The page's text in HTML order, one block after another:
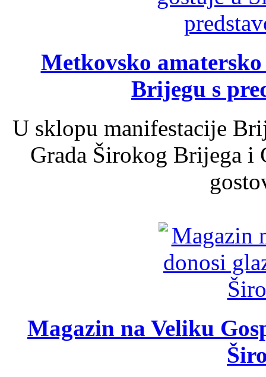
Metkovsko
Brijegu s
U sklopu manifestacije
Grada Širokog Brijega
Magazin na Veliku